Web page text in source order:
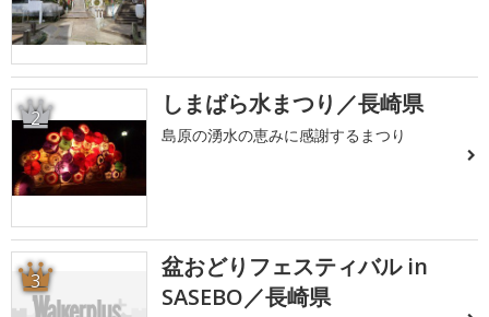
2 しまばら水まつり／長崎県
島原の湧水の恵みに感謝するまつり
3
盆おどりフェスティバル in
SASEBO／長崎県